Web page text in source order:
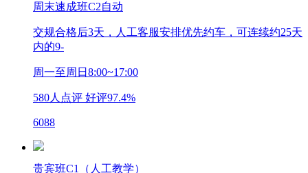
周末速成班C2自动
交规合格后3天，人工客服安排优先约车，可连续约25天
内的9-
周一至周日8:00~17:00
580人点评 好评97.4%
6088
贵宾班C1（人工教学）